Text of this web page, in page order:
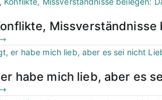
Missverständnisse
habe mich lieb, aber es